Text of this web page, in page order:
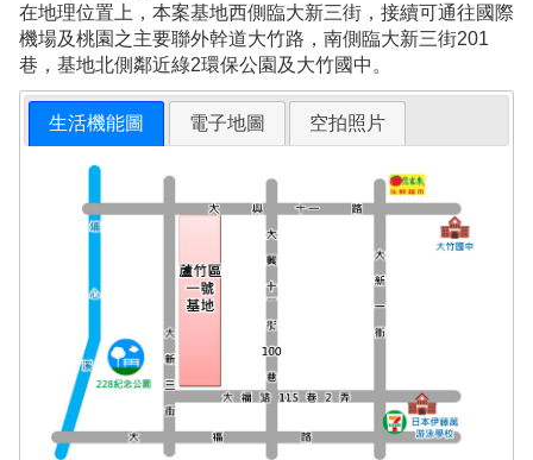
在地理位置上，本案基地西側臨大新三街，接續可通往國際
機場及桃園之主要聯外幹道大竹路，南側臨大新三街201
巷，基地北側鄰近綠2環保公園及大竹國中。
生活機能圖 電子地圖 空拍照片